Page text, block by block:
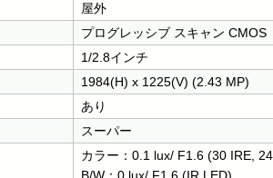
屋外
プログレッシブ スキャン CMOS
1/2.8インチ
1984(H) x 1225(V) (2.43 MP)
あり
スーパー
カラー：0.1 lux/ F1.6 (30 IRE,